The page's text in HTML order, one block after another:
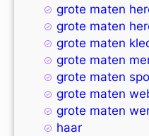
grote maten
grote maten
grote maten
grote maten
grote maten
grote maten
grote maten
haar